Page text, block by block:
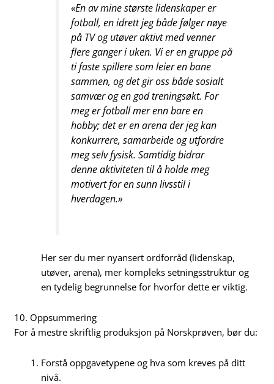
«En av mine største lidenskaper er
fotball, en idrett jeg både følger nøye
på TV og utøver aktivt med venner
flere ganger i uken. Vi er en gruppe på
ti faste spillere som leier en bane
sammen, og det gir oss både sosialt
samvær og en god treningsøkt. For
meg er fotball mer enn bare en
hobby; det er en arena der jeg kan
konkurrere, samarbeide og utfordre
meg selv fysisk. Samtidig bidrar
denne aktiviteten til å holde meg
motivert for en sunn livsstil i
hverdagen.»
Her ser du mer nyansert ordforråd (lidenskap,
utøver, arena), mer kompleks setningsstruktur og
en tydelig begrunnelse for hvorfor dette er viktig.
10. Oppsummering
For å mestre skriftlig produksjon på Norskprøven, bør du:
Forstå oppgavetypene og hva som kreves på ditt
nivå.